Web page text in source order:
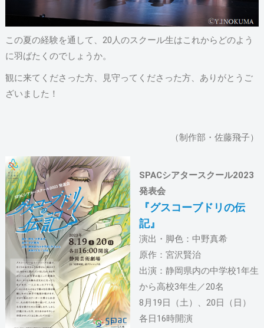
この夏の経験を通して、20人のスクール生はこれからどのよう
に羽ばたくのでしょうか。
観に来てくださった方、見守ってくださった方、ありがとうご
ざいました！
（制作部・佐藤飛子）
SPACシアタースクール2023
発表会
『グスコーブドリの伝
記』
演出・脚色：中野真希
原作：宮沢賢治
出演：静岡県内の中学校1年生
から高校3年生／20名
8月19日（土）、20日（日）
各日16時開演